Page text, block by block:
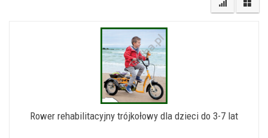
Rower rehabilitacyjny trójkołowy dla dzieci do 3-7 lat